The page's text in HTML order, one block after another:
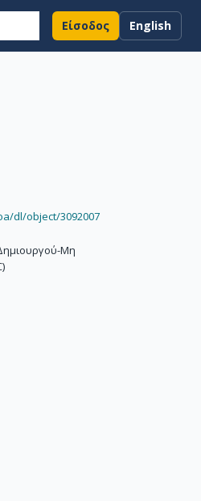
Είσοδος English
dl/object/3092007
Μη